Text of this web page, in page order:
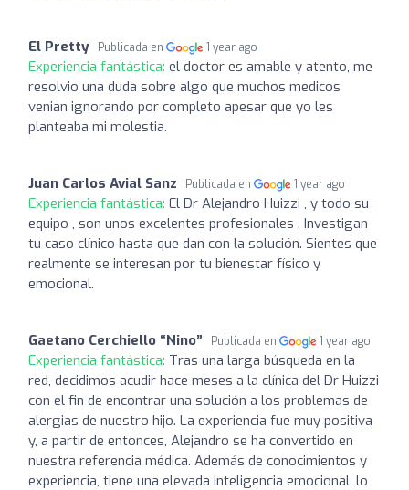
El Pretty Publicada en 1 year ago
Experiencia fantástica: el doctor es amable y atento, me
resolvio una duda sobre algo que muchos medicos
venian ignorando por completo apesar que yo les
planteaba mi molestia.
Juan Carlos Avial Sanz Publicada en 1 year ago
Experiencia fantástica: El Dr Alejandro Huizzi , y todo su
equipo , son unos excelentes profesionales . Investigan
tu caso clínico hasta que dan con la solución. Sientes que
realmente se interesan por tu bienestar físico y
emocional.
Gaetano Cerchiello “Nino” Publicada en 1 year ago
Experiencia fantástica: Tras una larga búsqueda en la
red, decidimos acudir hace meses a la clínica del Dr Huizzi
con el fin de encontrar una solución a los problemas de
alergias de nuestro hijo. La experiencia fue muy positiva
y, a partir de entonces, Alejandro se ha convertido en
nuestra referencia médica. Además de conocimientos y
experiencia, tiene una elevada inteligencia emocional, lo